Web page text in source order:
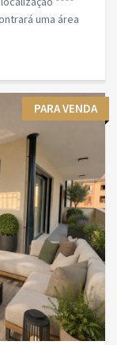
uma área
PARA VENDA